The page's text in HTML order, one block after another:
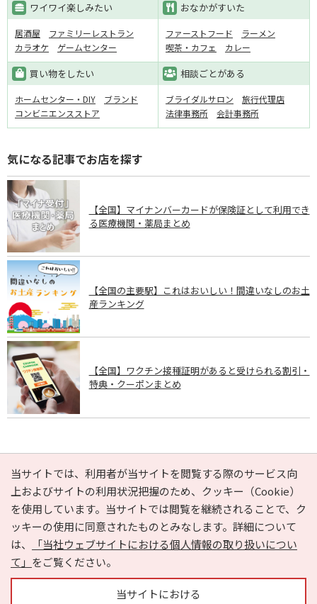
ワイワイ楽しみたい
居酒屋
ファミリーレストラン
カラオケ
ゲームセンター
おなかがすいた
ファーストフード
ラーメン
喫茶・カフェ
カレー
買い物をしたい
ホームセンター・DIY
ブランド
コンビニエンスストア
相談ごとがある
ブライダルサロン
旅行代理店
法律事務所
会計事務所
気になる記事でお店を探す
【全国】マイナンバーカードが保険証として利用でき
る医療機関・薬局まとめ
【全国の主要駅】これはおいしい！間違いなしのお土
産ランキング
【全国】ワクチン接種証明があると受けられる割引・
特典・クーポンまとめ
PAGE TOP
当サイトでは、利用者が当サイトを閲覧する際のサービス向
上およびサイトの利用状況把握のため、クッキー（Cookie）
を使用しています。当サイトでは閲覧を継続されることで、ク
ッキーの使用に同意されたものとみなします。詳細について
は、
「当社ウェブサイトにおける個人情報の取り扱いについ
て」 をご覧ください。
当サイトにおける
e-NAVITA（イーナビタ）とは？ お気に入り
ヘルプ
利用規約
個人情報の取り扱いについて
運営会社
サイトマップ
広告掲載に関するお問い合わせ